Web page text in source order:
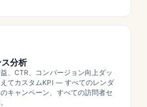
分析
、CTR、コンバージョン向上ダッ
てカスタムKPI — すべてのレンダ
キャンペーン、すべての訪問者セ